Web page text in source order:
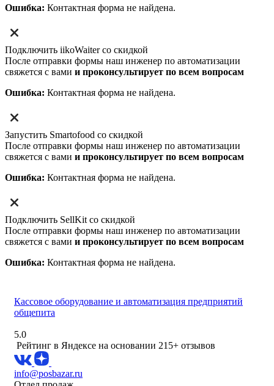
Ошибка: Контактная форма не найдена.
Подключить iikoWaiter со скидкой
После отправки формы наш инженер по автоматизации
свяжется с вами и проконсультирует по всем вопросам
Ошибка: Контактная форма не найдена.
Запустить Smartofood со скидкой
После отправки формы наш инженер по автоматизации
свяжется с вами и проконсультирует по всем вопросам
Ошибка: Контактная форма не найдена.
Подключить SellKit со скидкой
После отправки формы наш инженер по автоматизации
свяжется с вами и проконсультирует по всем вопросам
Ошибка: Контактная форма не найдена.
Кассовое оборудование и автоматизация предприятий
общепита
5.0
Рейтинг в Яндексе на основании 215+ отзывов
info@posbazar.ru